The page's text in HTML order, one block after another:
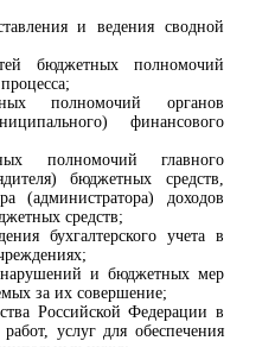
и ведения сводной
бюджетных полномочий
полномочий органов
финансового
полномочий главного
бюджетных средств,
(администратора) доходов
средств;
бухгалтерского учета в
и бюджетных мер
за их совершение;
Российской Федерации в
услуг для обеспечения